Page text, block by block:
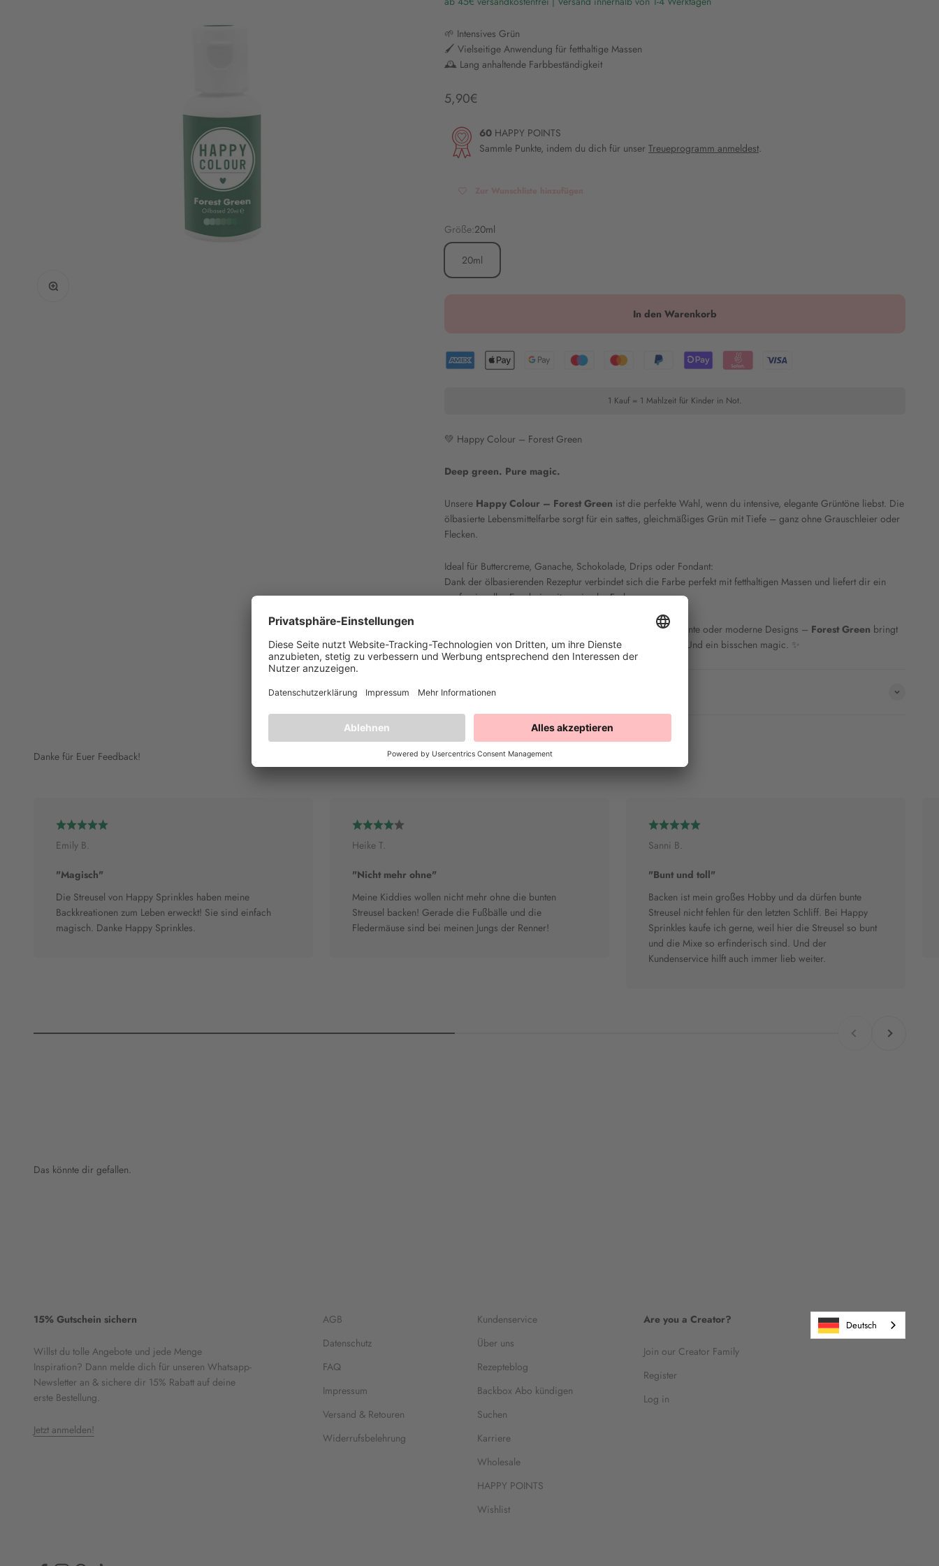
🌱 Intensives Grün
🖌️ Vielseitige Anwendung für fetthaltige Massen
🕰️ Lang anhaltende Farbbeständigkeit
Angebot
5,90€
60 HAPPY POINTS
Sammle Punkte, indem du dich für unser Treueprogramm anmeldest.
Größe:20ml
20ml
In den Warenkorb
1 Kauf = 1 Mahlzeit für Kinder in Not.
💚 Happy Colour – Forest Green
Deep green. Pure magic.
Unsere Happy Colour – Forest Green ist die perfekte Wahl, wenn du intensive, elegante Grüntöne liebst. Die
ölbasierte Lebensmittelfarbe sorgt für ein sattes, gleichmäßiges Grün mit Tiefe – ganz ohne Grauschleier oder
Flecken.
Ideal für Buttercreme, Ganache, Schokolade, Drips oder Fondant:
Dank der ölbasierenden Rezeptur verbindet sich die Farbe perfekt mit fetthaltigen Massen und liefert dir ein
professionelles Ergebnis mit maximaler Farbpower.
Ob botanische Cakes, elegante Torten, festliche Backmomente oder moderne Designs – Forest Green bringt
Ruhe, Tiefe und Stil in deine Kreationen. Erwachsen. Edel. Und ein bisschen magic. ✨
Inhaltsstoffe
Danke für Euer Feedback!
Emily B.
"Magisch"
Die Streusel von Happy Sprinkles haben meine
Backkreationen zum Leben erweckt! Sie sind einfach
magisch. Danke Happy Sprinkles.
Heike T.
"Nicht mehr ohne"
Meine Kiddies wollen nicht mehr ohne die bunten
Streusel backen! Gerade die Fußbälle und die
Fledermäuse sind bei meinen Jungs der Renner!
Sanni B.
"Bunt und toll"
Backen ist mein großes Hobby und da dürfen bunte
Streusel nicht fehlen für den letzten Schliff. Bei Happy
Sprinkles kaufe ich gerne, weil hier die Streusel so bunt
und die Mixe so erfinderisch sind. Und der
Kundenservice hilft auch immer lieb weiter.
Das könnte dir gefallen.
15% Gutschein sichern
Willst du tolle Angebote und jede Menge
Inspiration? Dann melde dich für unseren Whatsapp-
Newsletter an & sichere dir 15% Rabatt auf deine
erste Bestellung.
Jetzt anmelden!
AGB
Datenschutz
FAQ
Impressum
Versand & Retouren
Widerrufsbelehrung
Kundenservice
Über uns
Rezepteblog
Backbox Abo kündigen
Suchen
Karriere
Wholesale
HAPPY POINTS
Wishlist
Are you a Creator?
Join our Creator Family
Register
Log in
Deutsch